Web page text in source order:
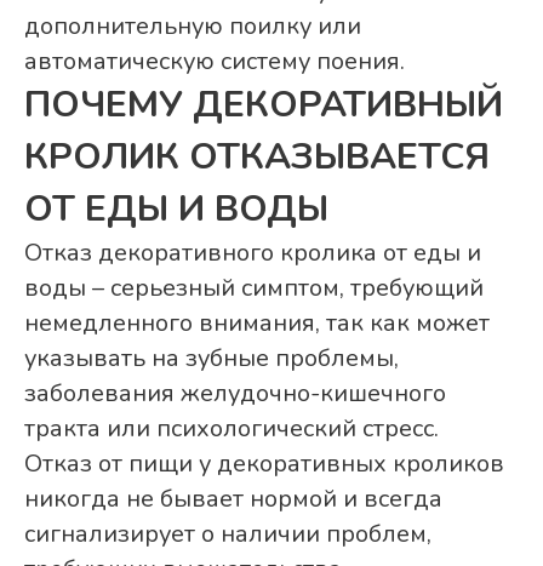
дополнительную поилку или
автоматическую систему поения.
ПОЧЕМУ ДЕКОРАТИВНЫЙ
КРОЛИК ОТКАЗЫВАЕТСЯ
ОТ ЕДЫ И ВОДЫ
Отказ декоративного кролика от еды и
воды – серьезный симптом, требующий
немедленного внимания, так как может
указывать на зубные проблемы,
заболевания желудочно-кишечного
тракта или психологический стресс.
Отказ от пищи у декоративных кроликов
никогда не бывает нормой и всегда
сигнализирует о наличии проблем,